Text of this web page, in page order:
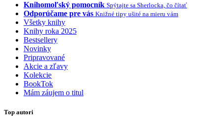
Knihomoľský pomocník Spýtajte sa Sherlocka, čo čítať
Odporúčame pre vás Knižné tipy ušité na mieru vám
Všetky knihy
Knihy roka 2025
Bestsellery
Novinky
Pripravované
Akcie a zľavy
Kolekcie
BookTok
Mám záujem o titul
Top autori